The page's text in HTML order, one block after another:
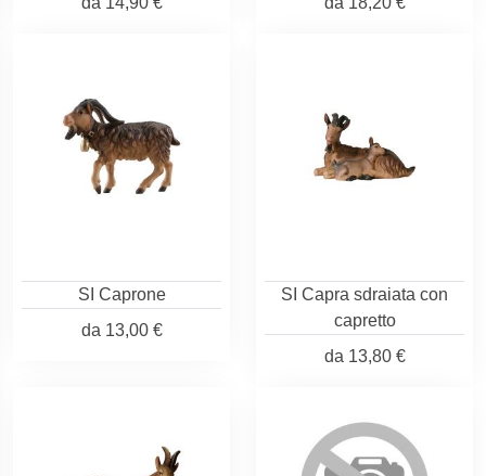
SI Caprone
da 13,00 €
SI Capra sdraiata con
capretto
da 13,80 €